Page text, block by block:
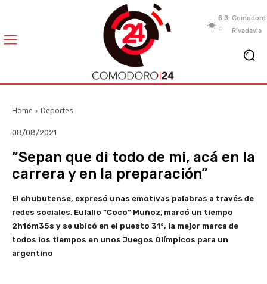
6.3
C
Comodoro
Rivadavia
Home Deportes
08/08/2021
“Sepan que di todo de mi, acá en la
carrera y en la preparación”
El chubutense, expresó unas emotivas palabras a través de
redes sociales Eulalio “Coco” Muñoz, marcó un tiempo
2h16m35s y se ubicó en el puesto 31°, la mejor marca de
todos los tiempos en unos Juegos Olímpicos para un
argentino